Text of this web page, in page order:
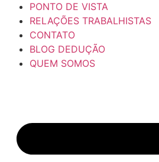
PONTO DE VISTA
RELAÇÕES TRABALHISTAS
CONTATO
BLOG DEDUÇÃO
QUEM SOMOS